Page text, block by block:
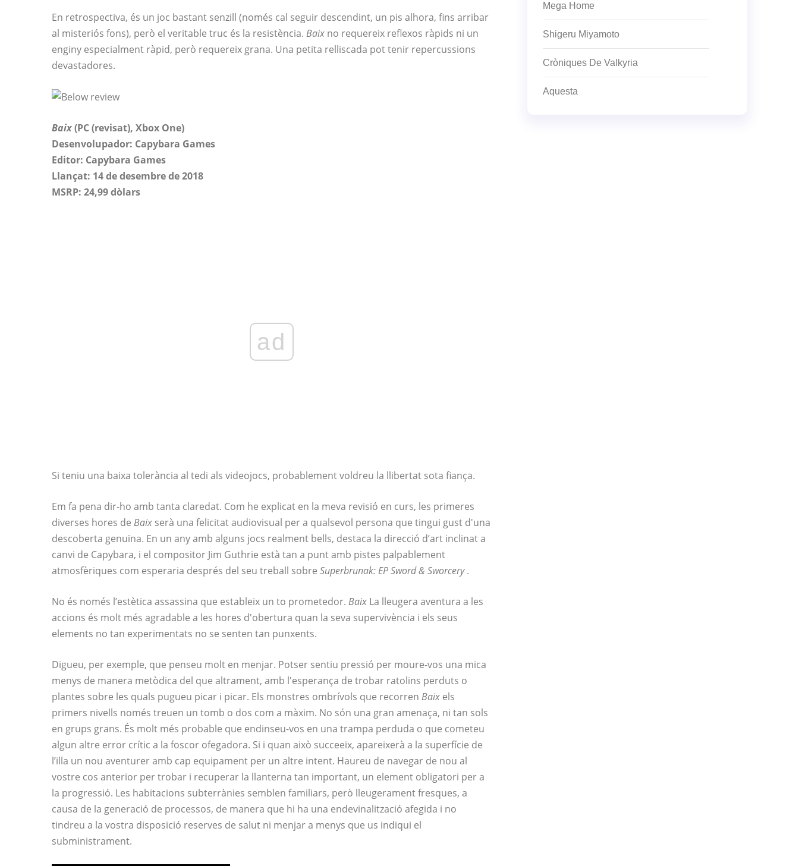
En retrospectiva, és un joc bastant senzill (només cal seguir descendint, un pis alhora, fins arribar
al misteriós fons), però el veritable truc és la resistència. Baix no requereix reflexos ràpids ni un
enginy especialment ràpid, però requereix grana. Una petita relliscada pot tenir repercussions
devastadores.
Baix(PC (revisat), Xbox One)
Desenvolupador: Capybara Games
Editor: Capybara Games
Llançat: 14 de desembre de 2018
MSRP: 24,99 dòlars
ad
Si teniu una baixa tolerància al tedi als videojocs, probablement voldreu la llibertat sota fiança.
Em fa pena dir-ho amb tanta claredat. Com he explicat en la meva revisió en curs, les primeres
diverses hores de Baix serà una felicitat audiovisual per a qualsevol persona que tingui gust d'una
descoberta genuïna. En un any amb alguns jocs realment bells, destaca la direcció d’art inclinat a
canvi de Capybara, i el compositor Jim Guthrie està tan a punt amb pistes palpablement
atmosfèriques com esperaria després del seu treball sobre Superbrunak: EP Sword & Sworcery.
No és només l’estètica assassina que estableix un to prometedor. Baix La lleugera aventura a les
accions és molt més agradable a les hores d'obertura quan la seva supervivència i els seus
elements no tan experimentats no se senten tan punxents.
Digueu, per exemple, que penseu molt en menjar. Potser sentiu pressió per moure-vos una mica
menys de manera metòdica del que altrament, amb l'esperança de trobar ratolins perduts o
plantes sobre les quals pugueu picar i picar. Els monstres ombrívols que recorren Baix els
primers nivells només treuen un tomb o dos com a màxim. No són una gran amenaça, ni tan sols
en grups grans. És molt més probable que endinseu-vos en una trampa perduda o que cometeu
algun altre error crític a la foscor ofegadora. Si i quan això succeeix, apareixerà a la superfície de
l’illa un nou aventurer amb cap equipament per un altre intent. Haureu de navegar de nou al
vostre cos anterior per trobar i recuperar la llanterna tan important, un element obligatori per a
la progressió. Les habitacions subterrànies semblen familiars, però lleugerament fresques, a
causa de la generació de processos, de manera que hi ha una endevinalització afegida i no
tindreu a la vostra disposició reserves de salut ni menjar a menys que us indiqui el
subministrament.
Mega Home
Shigeru Miyamoto
Cròniques De Valkyria
Aquesta